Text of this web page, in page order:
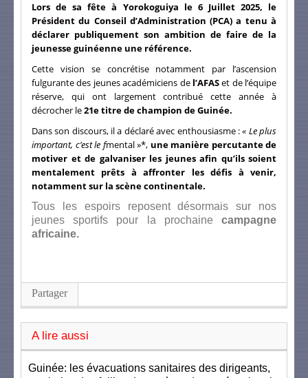
Lors de sa fête à Yorokoguiya le 6 Juillet 2025, le
Président du Conseil d’Administration (PCA) a tenu à
déclarer publiquement son ambition de faire de la
jeunesse guinéenne une référence.
Cette vision se concrétise notamment par l’ascension
fulgurante des jeunes académiciens de l’AFASet de l’équipe
réserve, qui ont largement contribué cette année à
décrocher le21e titre de champion de Guinée.
Dans son discours, il a déclaré avec enthousiasme :« Le plus
important, c’est le fmental »*, une manière percutante de
motiver et de galvaniser les jeunes afin qu’ils soient
mentalement prêts à affronter les défis à venir,
notamment sur la scène continentale.
Tous les espoirs reposent désormais sur nos
jeunes sportifs pour la prochaine campagne
africaine.
Partager
A lire aussi
Guinée: les évacuations sanitaires des dirigeants,